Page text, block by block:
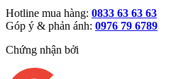
Hotline mua hàng: 0833 63 63 63
Góp ý & phản ánh: 0976 79 6789
Chứng nhận bởi